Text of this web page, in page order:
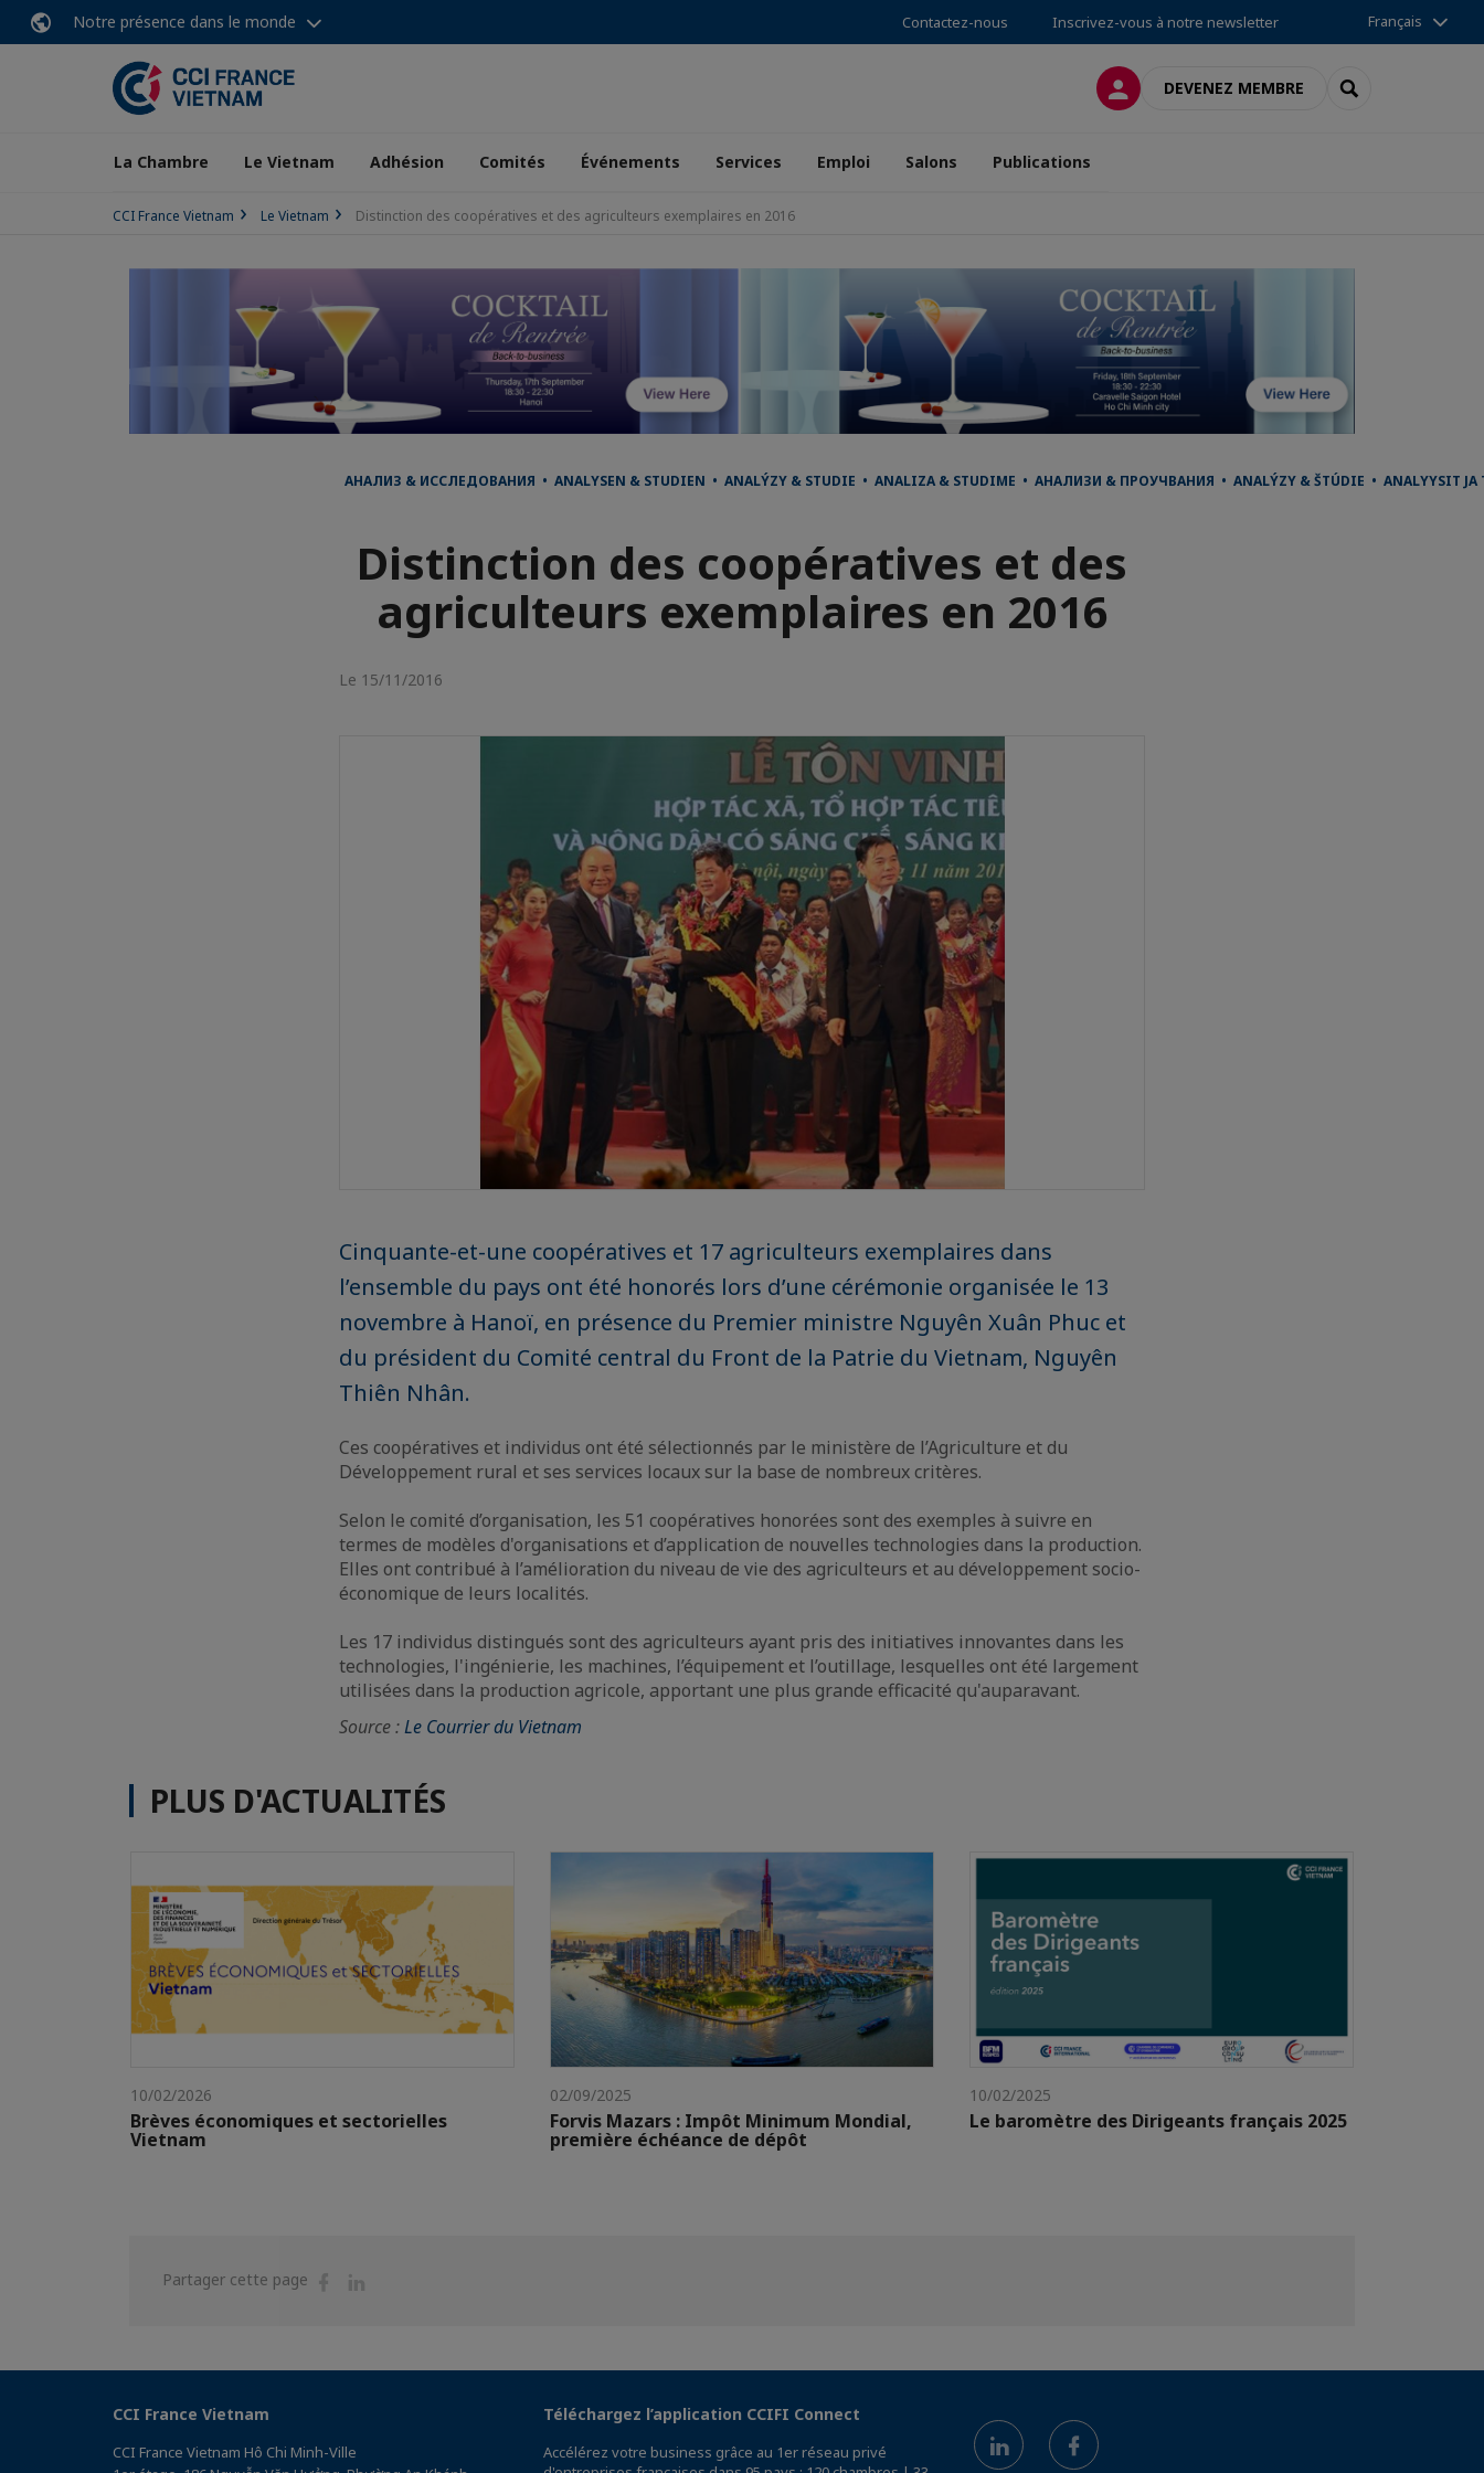
Notre présence dans le monde Contactez-nous Inscrivez-vous à notre newsletter Français
CONNEXIONDEVENEZ MEMBRE RECHERCHER
La Chambre Le Vietnam Adhésion Comités Événements Services Emploi Salons Publications
CCI France Vietnam Le Vietnam Distinction des coopératives et des agriculteurs exemplaires en 2016
АНАЛИЗ & ИССЛЕДОВАНИЯ • ANALYSEN & STUDIEN • ANALÝZY & STUDIE • ANALIZA & STUDIME • АНАЛИЗИ & ПРОУЧВАНИЯ • ANALÝZY & ŠTÚDIE • ANALYYSIT JA
Distinction des coopératives et des
agriculteurs exemplaires en 2016
Le 15/11/2016
Cinquante-et-une coopératives et 17 agriculteurs exemplaires dans
l’ensemble du pays ont été honorés lors d’une cérémonie organisée le 13
novembre à Hanoï, en présence du Premier ministre Nguyên Xuân Phuc et
du président du Comité central du Front de la Patrie du Vietnam, Nguyên
Thiên Nhân.
Ces coopératives et individus ont été sélectionnés par le ministère de l’Agriculture et du
Développement rural et ses services locaux sur la base de nombreux critères.
Selon le comité d’organisation, les 51 coopératives honorées sont des exemples à suivre en
termes de modèles d'organisations et d’application de nouvelles technologies dans la production.
Elles ont contribué à l’amélioration du niveau de vie des agriculteurs et au développement socio-
économique de leurs localités.
Les 17 individus distingués sont des agriculteurs ayant pris des initiatives innovantes dans les
technologies, l'ingénierie, les machines, l’équipement et l’outillage, lesquelles ont été largement
utilisées dans la production agricole, apportant une plus grande efficacité qu'auparavant.
Source :Le Courrier du Vietnam
PLUS D'ACTUALITÉS
10/02/2026
Brèves économiques et sectorielles
Vietnam
02/09/2025
Forvis Mazars : Impôt Minimum Mondial,
première échéance de dépôt
10/02/2025
Le baromètre des Dirigeants français 2025
Partager cette page
Partager
CCI France Vietnam
CCI France Vietnam Hô Chi Minh-Ville
Téléchargez l’application CCIFI Connect
Accélérez votre business grâce au 1er réseau privé